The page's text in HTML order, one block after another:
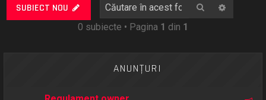
SUBIECT NOU Căutare
0 subiecte • Pagina 1 din 1
ANUNŢURI